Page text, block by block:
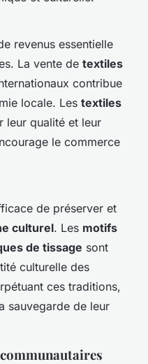
revenus essentielle
La vente de textiles
contribue
locale. Les textiles
leur qualité et leur
le commerce
de préserver et
culturel. Les motifs
de tissage sont
culturelle des
ces traditions,
sauvegarde de leur